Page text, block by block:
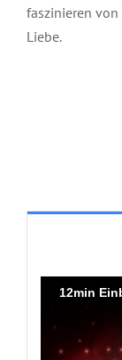
faszinieren
Liebe.